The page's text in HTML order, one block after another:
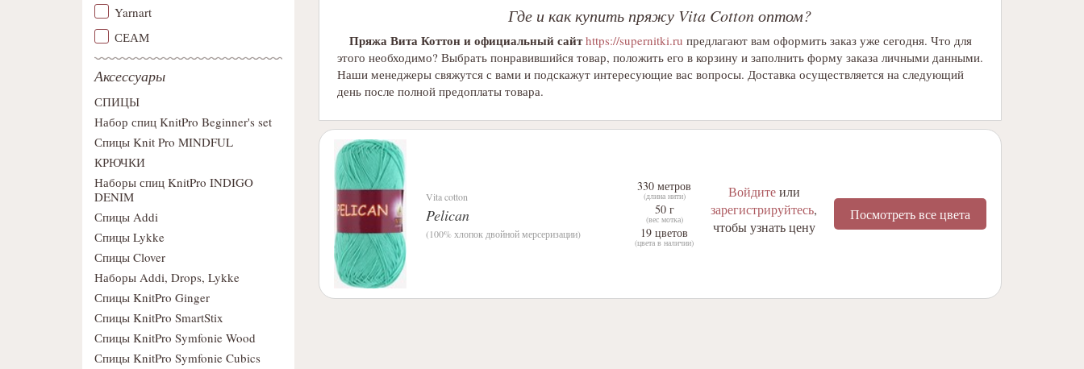
Yarnart
СЕАМ
Аксессуары
СПИЦЫ
Набор спиц KnitPro Beginner's set
Спицы Knit Pro MINDFUL
КРЮЧКИ
Наборы спиц KnitPro INDIGO
DENIM
Спицы Addi
Спицы Lykke
Спицы Clover
Наборы Addi, Drops, Lykke
Спицы KnitPro Ginger
Спицы KnitPro SmartStix
Спицы KnitPro Symfonie Wood
Спицы KnitPro Symfonie Cubics
Где и как купить пряжу Vita Cotton оптом?
Пряжа Вита Коттон и официальный сайт https://supernitki.ru предлагают вам оформить заказ уже сегодня. Что для
этого необходимо? Выбрать понравившийся товар, положить его в корзину и заполнить форму заказа личными данными.
Наши менеджеры свяжутся с вами и подскажут интересующие вас вопросы. Доставка осуществляется на следующий
день после полной предоплаты товара.
Vita cotton
Pelican
(100% хлопок двойной мерсеризации)
330 метров
(длина нити)
50 г
(вес мотка)
19 цветов
(цвета в наличии)
Войдитеили
зарегистрируйтесь,
чтобы узнать цену
Посмотреть все цвета